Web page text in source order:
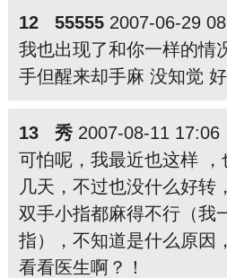
12 555552007-06-29
我也出现了和你一样的情
手但醒来却手麻 没知觉
13 秀2007-08-11 17:06
可怕呢，我最近也这样
几天，不过也没什么好转
双手小指都麻得不行（我
指），不知道是什么原因
看看医生啊？！